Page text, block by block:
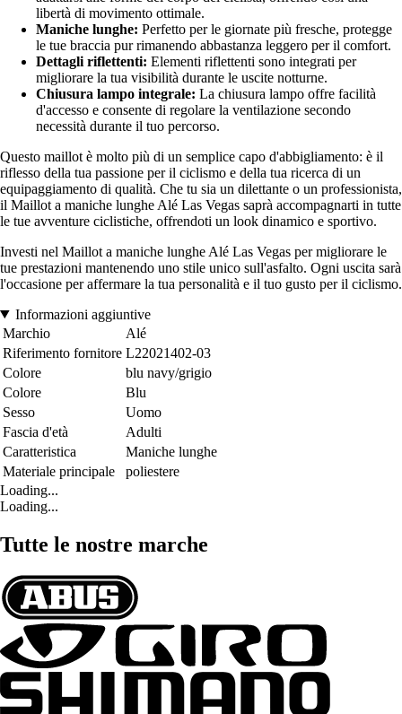
libertà di movimento ottimale.
Maniche lunghe: Perfetto per le giornate più fresche, protegge
le tue braccia pur rimanendo abbastanza leggero per il comfort.
Dettagli riflettenti: Elementi riflettenti sono integrati per
migliorare la tua visibilità durante le uscite notturne.
Chiusura lampo integrale: La chiusura lampo offre facilità
d'accesso e consente di regolare la ventilazione secondo
necessità durante il tuo percorso.
Questo maillot è molto più di un semplice capo d'abbigliamento: è il
riflesso della tua passione per il ciclismo e della tua ricerca di un
equipaggiamento di qualità. Che tu sia un dilettante o un professionista,
il Maillot a maniche lunghe Alé Las Vegas saprà accompagnarti in tutte
le tue avventure ciclistiche, offrendoti un look dinamico e sportivo.
Investi nel Maillot a maniche lunghe Alé Las Vegas per migliorare le
tue prestazioni mantenendo uno stile unico sull'asfalto. Ogni uscita sarà
l'occasione per affermare la tua personalità e il tuo gusto per il ciclismo.
Informazioni aggiuntive
Marchio
Alé
Riferimento fornitore L22021402-03
Colore
blu navy/grigio
Colore
Blu
Sesso
Uomo
Fascia d'età
Adulti
Caratteristica
Maniche lunghe
Materiale principale
poliestere
Loading...
Loading...
Tutte le nostre marche